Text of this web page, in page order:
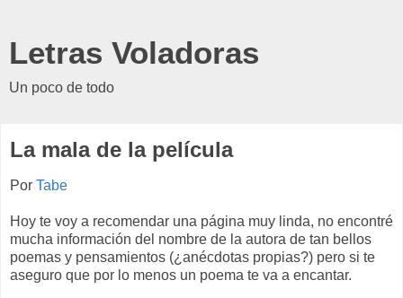
Letras Voladoras
Un poco de todo
La mala de la película
Por Tabe
Hoy te voy a recomendar una página muy linda, no encontré
mucha información del nombre de la autora de tan bellos
poemas y pensamientos (¿anécdotas propias?) pero si te
aseguro que por lo menos un poema te va a encantar.